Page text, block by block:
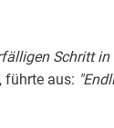
Schritt
führte aus: